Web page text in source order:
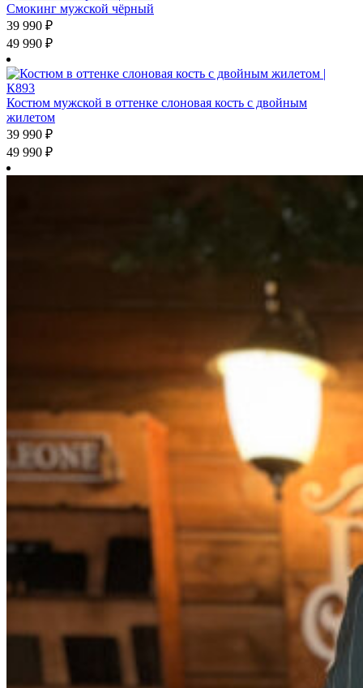
Смокинг мужской чёрный
39 990 ₽
49 990 ₽
Костюм мужской в оттенке слоновая кость с двойным
жилетом
39 990 ₽
49 990 ₽